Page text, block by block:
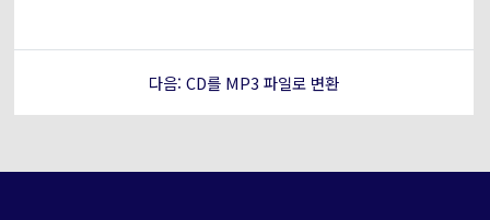
다음: CD를 MP3 파일로 변환